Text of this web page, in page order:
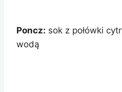
Poncz: sok z połówki
wodą